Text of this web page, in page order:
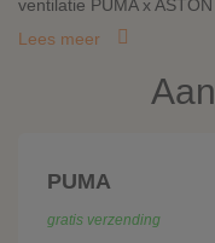
ventilatie PUMA x
Lees meer
PUMA
gratis verzending